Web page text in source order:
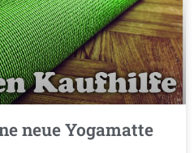
neue Yogamatte